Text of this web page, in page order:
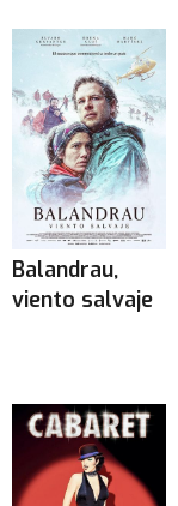
Balandrau,
viento salvaje